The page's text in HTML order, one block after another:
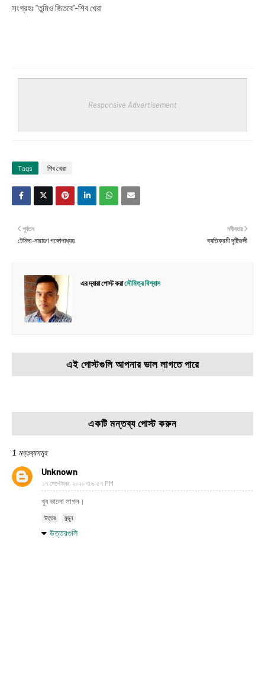
সংগ্রহঃ "তুমিও জিতবে"-শিব খেরা
Responsive Advertisement
Tags শিব খেরা
নবীনতর
ব্যতিক্রমী দৃষ্টিভঙ্গী
পূর্বতন
টেনিদা-নারায়ণ গঙ্গোপাধ্যয়
এর দ্বারা পোস্ট করাসৌমিত্র বিশ্বাস
এই পোস্টগুলি আপনার ভাল লাগতে পারে
একটি মন্তব্য পোস্ট করুন
1 মন্তব্যসমূহ
Unknown
১৭ সেপ্টেম্বর, ২০২০ এ ৬:৫৭ PM
খুব ভালো লাগল।
উত্তর মুছুন
উত্তরগুলি